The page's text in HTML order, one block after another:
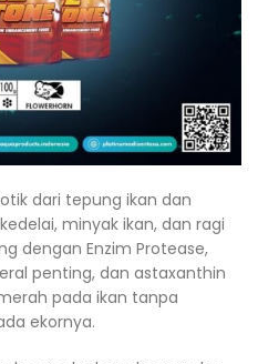
dari tepung ikan dan
minyak ikan, dan ragi
dengan Enzim Protease,
penting, dan astaxanthin
pada ikan tanpa
ekornya.